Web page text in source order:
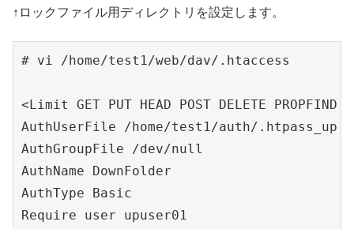
↑ロックファイル用ディレクトリを設定します。
# vi /home/test1/web/dav/.htaccess
<Limit GET PUT HEAD POST DELETE PROPFIND
AuthUserFile /home/test1/auth/.htpass_up
AuthGroupFile /dev/null
AuthName DownFolder
AuthType Basic
Require user upuser01